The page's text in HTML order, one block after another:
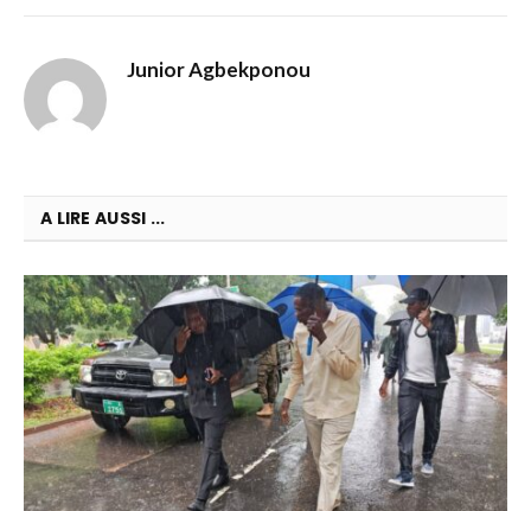
Junior Agbekponou
A LIRE AUSSI ...